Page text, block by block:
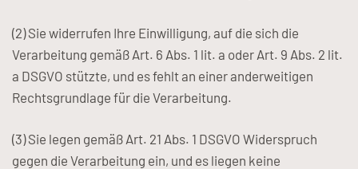
(2) Sie widerrufen Ihre Einwilligung, auf die sich die
Verarbeitung gemäß Art. 6 Abs. 1 lit. a oder Art. 9 Abs. 2 lit.
a DSGVO stützte, und es fehlt an einer anderweitigen
Rechtsgrundlage für die Verarbeitung.
(3) Sie legen gemäß Art. 21 Abs. 1 DSGVO Widerspruch
gegen die Verarbeitung ein, und es liegen keine